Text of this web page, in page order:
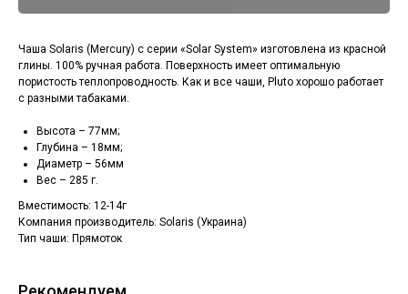
Чаша Solaris (Mercury) с серии «Solar System» изготовлена из красной
глины. 100% ручная работа. Поверхность имеет оптимальную
пористость теплопроводность. Как и все чаши, Pluto хорошо работает
с разными табаками.
Высота – 77мм;
Глубина – 18мм;
Диаметр – 56мм
Вес – 285 г.
Вместимость: 12-14г
Компания производитель: Solaris (Украина)
Тип чаши: Прямоток